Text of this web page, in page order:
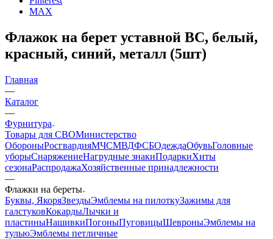
MAX
Флажок на берет уставной ВС, белый,
красный, синий, металл (5шт)
Главная
—
Каталог
—
Фурнитура
Товары для СВОМинистерство
ОбороныРосгвардияМЧСМВДФСБОдеждаОбувьГоловные
уборыСнаряжениеНагрудные знакиПодаркиХиты
сезонаРаспродажаХозяйственные принадлежности
—
Флажки на береты
Буквы, ЯкоряЗвездыЭмблемы на пилоткуЗажимы для
галстуковКокардыЛычки и
пластиныНашивкиПогоныПуговицыШевроныЭмблемы на
тульюЭмблемы петличные